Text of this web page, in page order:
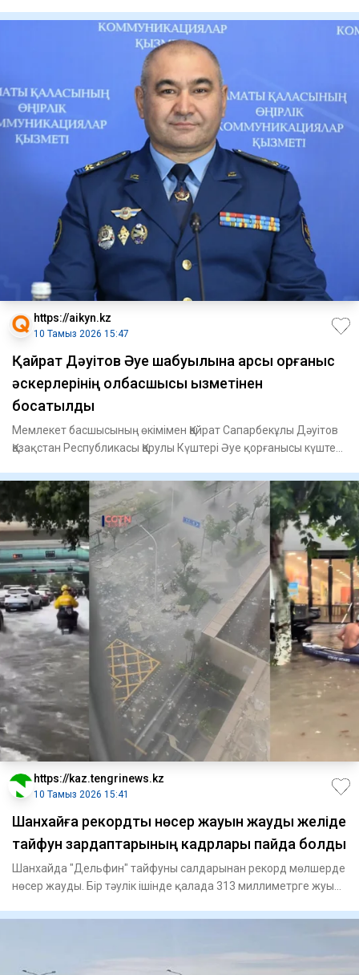
https://aikyn.kz
10 Тамыз 2026 15:47
Қайрат Дәуітов Әуе шабуылына қарсы қорғаныс
әскерлерінің қолбасшысы қызметінен
босатылды
Мемлекет басшысының өкімімен Қайрат Сапарбекұлы Дәуітов
Қазақстан Республикасы Қарулы Күштері Әуе қорғанысы күштері
https://kaz.tengrinews.kz
10 Тамыз 2026 15:41
Шанхайға рекордтық нөсер жауын жауды желіде
тайфун зардаптарының кадрлары пайда болды
Шанхайда "Дельфин" тайфуны салдарынан рекорд мөлшерде
нөсер жауды. Бір тәулік ішінде қалада 313 миллиметрге жуық